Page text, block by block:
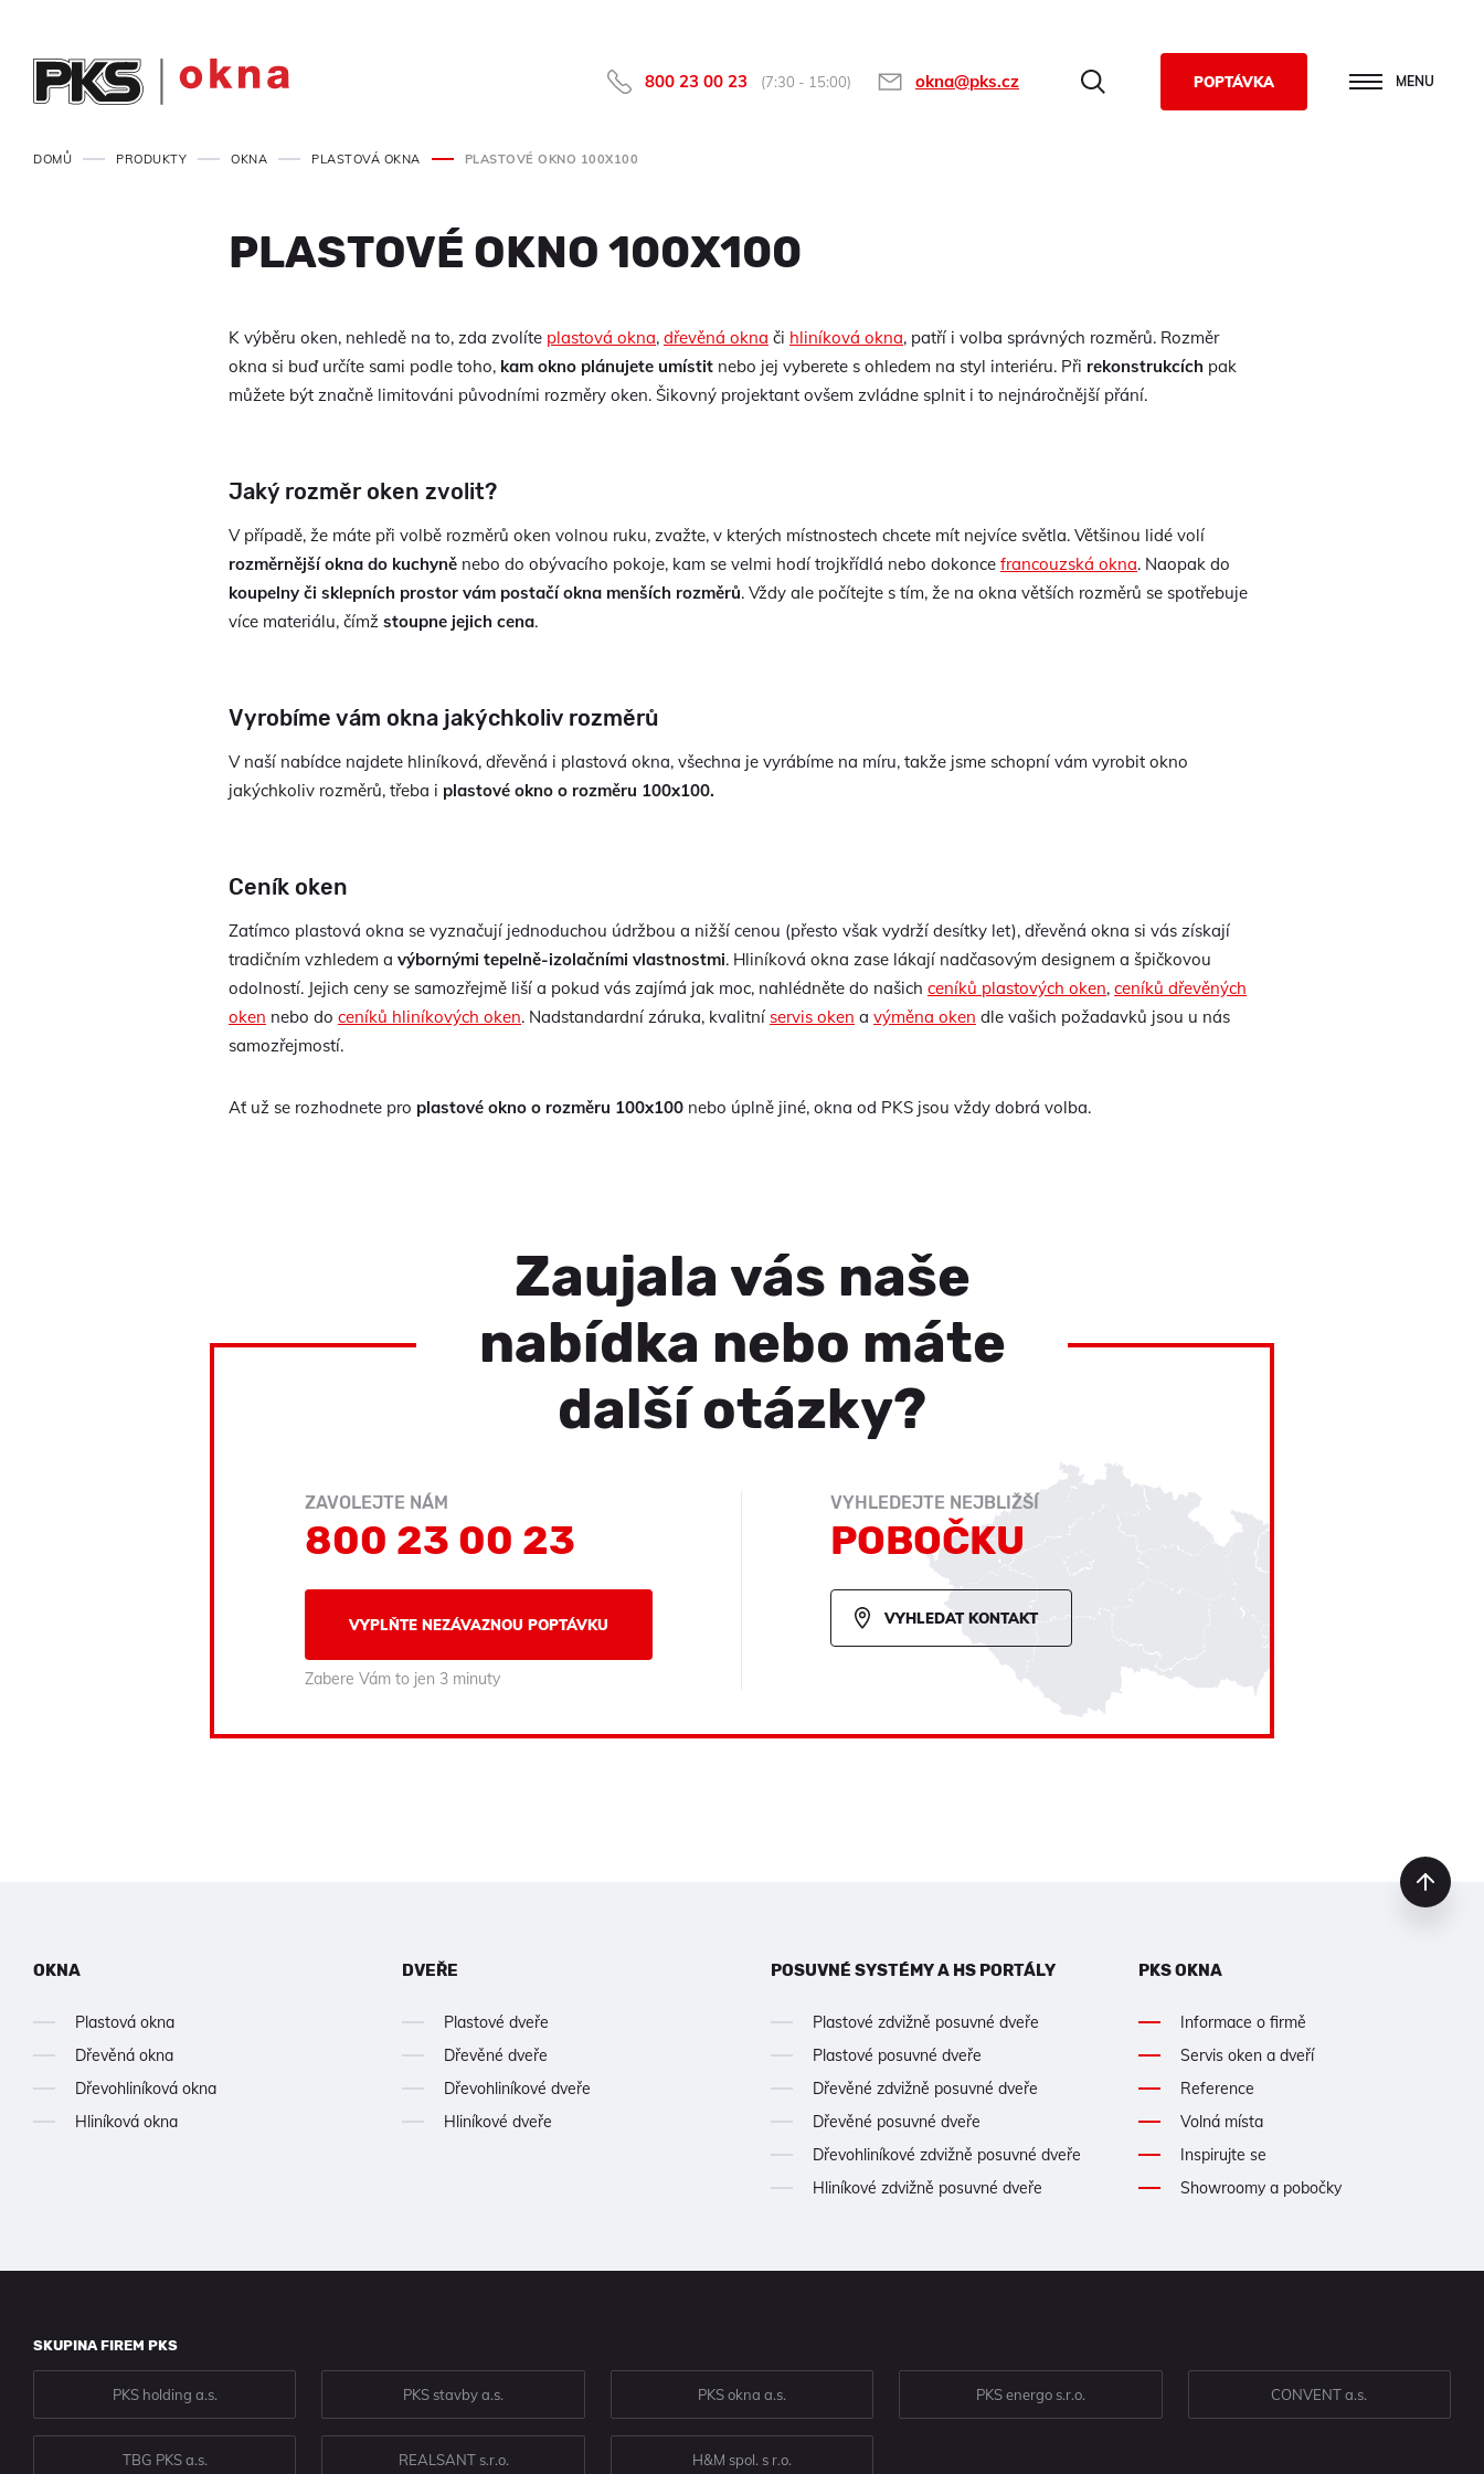
POPTÁVKA MENU
800 23 00 23 (7:30 - 15:00) okna@pks.cz
DOMŮ PRODUKTY OKNA PLASTOVÁ OKNA PLASTOVÉ OKNO 100X100
PLASTOVÉ OKNO 100X100
K výběru oken, nehledě na to, zda zvolíte plastová okna, dřevěná okna či hliníková okna, patří i volba správných rozměrů. Rozměr
okna si buď určíte sami podle toho, kam okno plánujete umístit nebo jej vyberete s ohledem na styl interiéru. Při rekonstrukcích pak
můžete být značně limitováni původními rozměry oken. Šikovný projektant ovšem zvládne splnit i to nejnáročnější přání.
Jaký rozměr oken zvolit?
V případě, že máte při volbě rozměrů oken volnou ruku, zvažte, v kterých místnostech chcete mít nejvíce světla. Většinou lidé volí
rozměrnější okna do kuchyně nebo do obývacího pokoje, kam se velmi hodí trojkřídlá nebo dokonce francouzská okna. Naopak do
koupelny či sklepních prostor vám postačí okna menších rozměrů. Vždy ale počítejte s tím, že na okna větších rozměrů se spotřebuje
více materiálu, čímž stoupne jejich cena.
Vyrobíme vám okna jakýchkoliv rozměrů
V naší nabídce najdete hliníková, dřevěná i plastová okna, všechna je vyrábíme na míru, takže jsme schopní vám vyrobit okno
jakýchkoliv rozměrů, třeba i plastové okno o rozměru 100x100.
Ceník oken
Zatímco plastová okna se vyznačují jednoduchou údržbou a nižší cenou (přesto však vydrží desítky let), dřevěná okna si vás získají
tradičním vzhledem a výbornými tepelně-izolačními vlastnostmi. Hliníková okna zase lákají nadčasovým designem a špičkovou
odolností. Jejich ceny se samozřejmě liší a pokud vás zajímá jak moc, nahlédněte do našich ceníků plastových oken, ceníků dřevěných
oken nebo do ceníků hliníkových oken. Nadstandardní záruka, kvalitní servis oken a výměna oken dle vašich požadavků jsou u nás
samozřejmostí.
Ať už se rozhodnete pro plastové okno o rozměru 100x100 nebo úplně jiné, okna od PKS jsou vždy dobrá volba.
Zaujala vás naše
nabídka nebo máte
další otázky?
ZAVOLEJTE NÁM
800 23 00 23
VYPLŇTE NEZÁVAZNOU POPTÁVKU
Zabere Vám to jen 3 minuty
VYHLEDEJTE NEJBLIŽŠÍ
POBOČKU
VYHLEDAT KONTAKT
OKNA
Plastová okna
Dřevěná okna
Dřevohliníková okna
Hliníková okna
DVEŘE
Plastové dveře
Dřevěné dveře
Dřevohliníkové dveře
Hliníkové dveře
POSUVNÉ SYSTÉMY A HS PORTÁLY
Plastové zdvižně posuvné dveře
Plastové posuvné dveře
Dřevěné zdvižně posuvné dveře
Dřevěné posuvné dveře
Dřevohliníkové zdvižně posuvné dveře
Hliníkové zdvižně posuvné dveře
PKS OKNA
Informace o firmě
Servis oken a dveří
Reference
Volná místa
Inspirujte se
Showroomy a pobočky
SKUPINA FIREM PKS
PKS holding a.s. PKS stavby a.s. PKS okna a.s. PKS energo s.r.o. CONVENT a.s.
TBG PKS a.s. REALSANT s.r.o. H&M spol. s r.o.